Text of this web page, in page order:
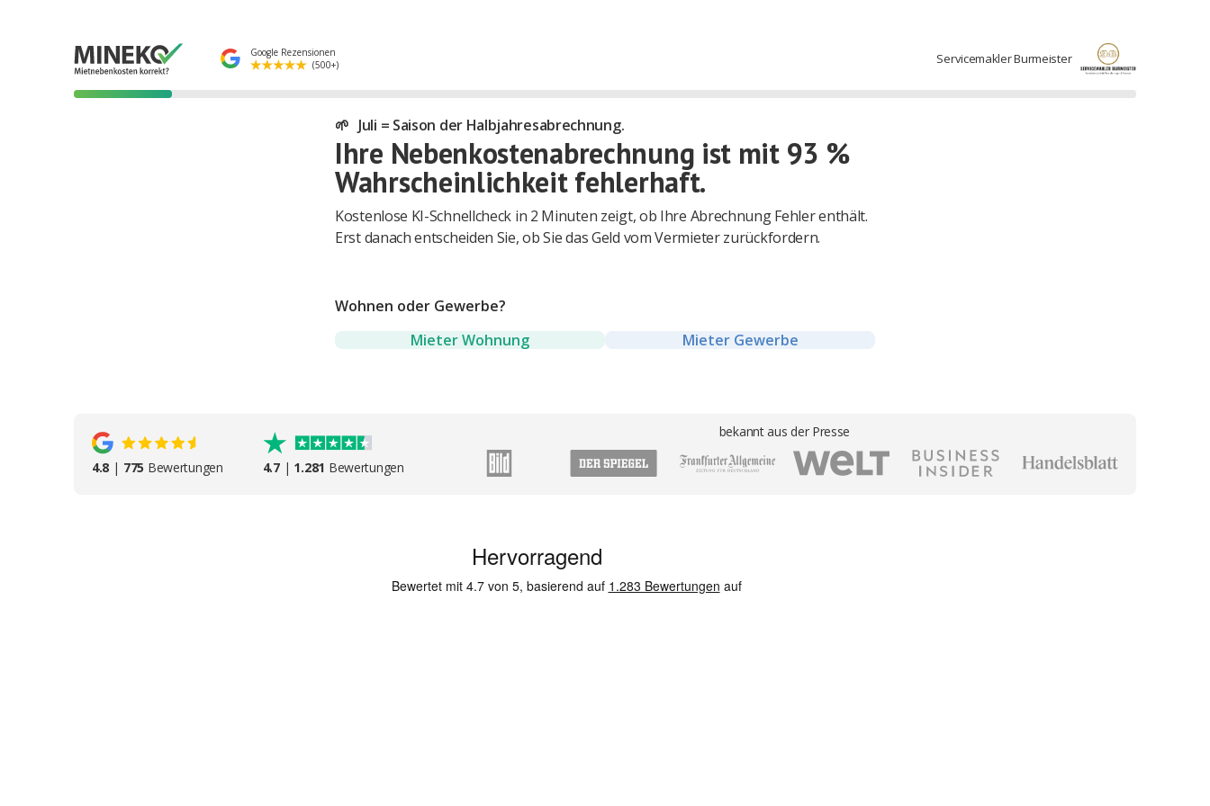
Google Rezensionen
(500+)
Servicemakler Burmeister
🌱 Juli = Saison der Halbjahresabrechnung.
Ihre Nebenkostenabrechnung ist mit 93 %
Wahrscheinlichkeit fehlerhaft.
Kostenlose KI-Schnellcheck in 2 Minuten zeigt, ob Ihre Abrechnung Fehler enthält.
Erst danach entscheiden Sie, ob Sie das Geld vom Vermieter zurückfordern.
Wohnen oder Gewerbe?
Mieter Wohnung
Mieter Gewerbe
4.8 | 775 Bewertungen 4.7 | 1.281 Bewertungen
bekannt aus der Presse